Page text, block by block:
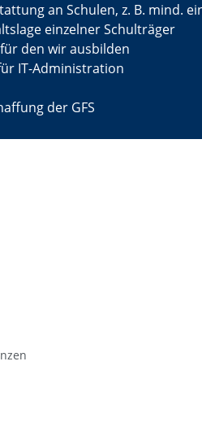
an Schulen, z. B. mind.
einzelner Schulträger
den wir ausbilden
IT-Administration
der GFS